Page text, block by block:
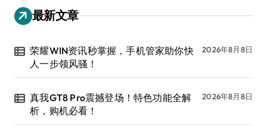
最新文章
荣耀WIN资讯秒掌握，手机管家助你快
人一步领风骚！
2026年8月8日
真我GT8 Pro震撼登场！特色功能全解
析，购机必看！
2026年8月8日